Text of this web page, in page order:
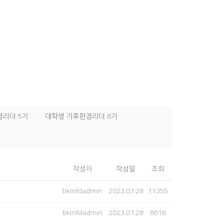
리더 5기 대학생 기후환경리더 6기
작성자 작성일 조회
bkmfdadmin 2023.07.28 11355
bkmfdadmin 2023.07.28 8616